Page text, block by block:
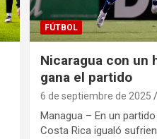
FÚTBOL
Nicaragua con un
gana el partido
6 de septiembre de 2025
Managua – En un
Costa Rica igualó